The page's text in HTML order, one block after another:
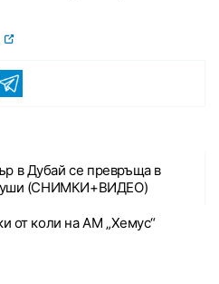
в Дубай се превръща в
(СНИМКИ+ВИДЕО)
от коли на АМ „Хемус“